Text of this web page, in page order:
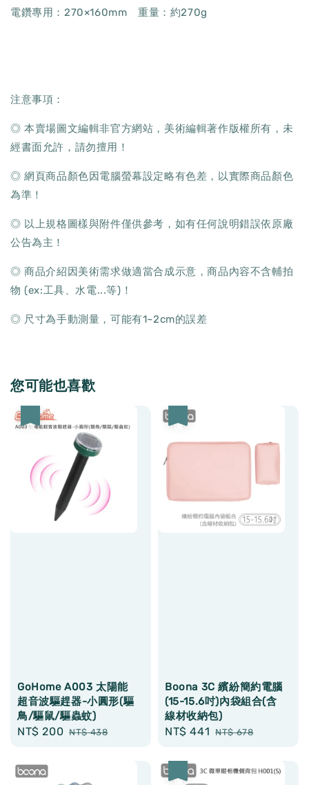
電鑽專用：270×160mm 重量：約270g
注意事項：
◎ 本賣場圖文編輯非官方網站，美術編輯著作版權所有，未
經書面允許，請勿擅用！
◎ 網頁商品顏色因電腦螢幕設定略有色差，以實際商品顏色
為準！
◎ 以上規格圖樣與附件僅供參考，如有任何說明錯誤依原廠
公告為主！
◎ 商品介紹因美術需求做適當合成示意，商品內容不含輔拍
物 (ex:工具、水電...等)！
◎ 尺寸為手動測量，可能有1~2cm的誤差
您可能也喜歡
GoHome A003 太陽能
超音波驅趕器-小圓形(驅
鳥/驅鼠/驅蟲蚊)
Sale
NT$ 200 Regular
NT$ 438
Boona 3C 繽紛簡約電腦
(15-15.6吋)內袋組合(含
線材收納包)
Sale
NT$ 441 Regular
NT$ 678